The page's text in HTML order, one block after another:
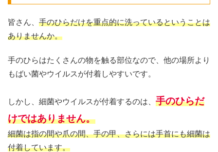
皆さん、 手のひらだけを重点的に洗っているということは
ありませんか。
手のひらはたくさんの物を触る部位なので、他の場所より
もばい菌やウイルスが付着しやすいです。
しかし、細菌やウイルスが付着するのは、 手のひらだ
けではありません。
細菌は指の間や爪の間、手の甲、さらには手首にも細菌は
付着しています。